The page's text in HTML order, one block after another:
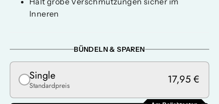
Inneren
BÜNDELN & SPAREN
Single
Standardpreis 17,95 €